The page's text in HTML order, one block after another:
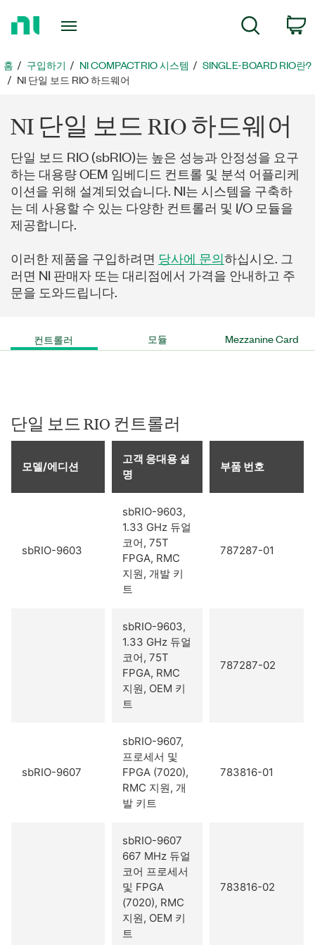
지
로
홈 구입하기 NI COMPACTRIO 시스템
SINGLE-BOARD RIO란?
NI 단일 보드 RIO 하드웨어
NI 단일 보드 RIO 하드웨어
단일 보드 RIO (sbRIO)는 높은 성능과 안정성을 요구
하는 대용량 OEM 임베디드 컨트롤 및 분석 어플리케
이션을 위해 설계되었습니다. NI는 시스템을 구축하
는 데 사용할 수 있는 다양한 컨트롤러 및 I/O 모듈을
제공합니다.
이러한 제품을 구입하려면 당사에 문의하십시오. 그
러면 NI 판매자 또는 대리점에서 가격을 안내하고 주
문을 도와드립니다.
컨트롤러 모듈 Mezzanine Card
단일 보드 RIO 컨트롤러
모델/에디션
고객 응대용 설
명
부품 번호
sbRIO-9603
sbRIO-9603,
1.33 GHz 듀얼
코어, 75T
FPGA, RMC
지원, 개발 키
트
787287-01
sbRIO-9603,
1.33 GHz 듀얼
코어, 75T
FPGA, RMC
지원, OEM 키
트
787287-02
sbRIO-9607
sbRIO-9607,
프로세서 및
FPGA (7020),
RMC 지원, 개
발 키트
783816-01
sbRIO-9607
667 MHz 듀얼
코어 프로세서
및 FPGA
(7020), RMC
지원, OEM 키
트
783816-02